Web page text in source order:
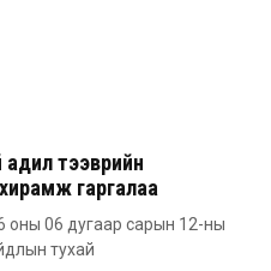
адил тээврийн
гаргалаа
оны 06 дугаар сарын 12-ны
тухай